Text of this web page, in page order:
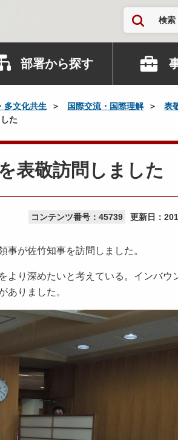
検索
部署から探す
多文化共生 国際交流・国際理解
表
た
表敬訪問しました
コンテンツ番号：45739 更新日：
が佐竹知事を訪問しました。
り深めたいと考えている。インバウ
ありました。